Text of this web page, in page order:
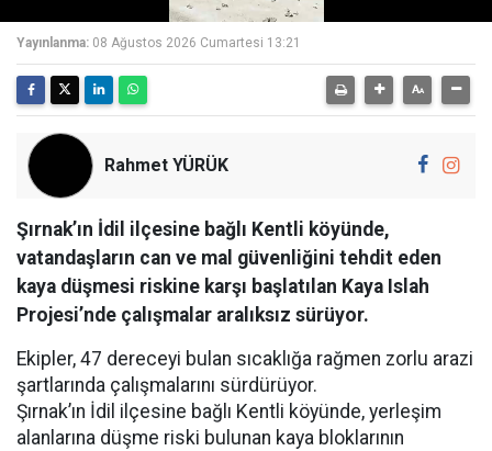
Yayınlanma: 08 Ağustos 2026 Cumartesi 13:21
Rahmet YÜRÜK
Şırnak’ın İdil ilçesine bağlı Kentli köyünde,
vatandaşların can ve mal güvenliğini tehdit eden
kaya düşmesi riskine karşı başlatılan Kaya Islah
Projesi’nde çalışmalar aralıksız sürüyor.
Ekipler, 47 dereceyi bulan sıcaklığa rağmen zorlu arazi
şartlarında çalışmalarını sürdürüyor.
Şırnak’ın İdil ilçesine bağlı Kentli köyünde, yerleşim
alanlarına düşme riski bulunan kaya bloklarının